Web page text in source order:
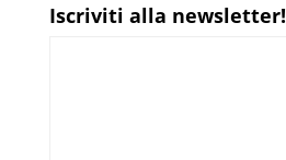
Iscriviti alla newsletter!